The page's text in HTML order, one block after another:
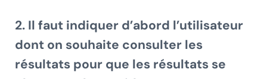
2. Il faut indiquer d’abord l’utilisateur
dont on souhaite consulter les
résultats pour que les résultats se